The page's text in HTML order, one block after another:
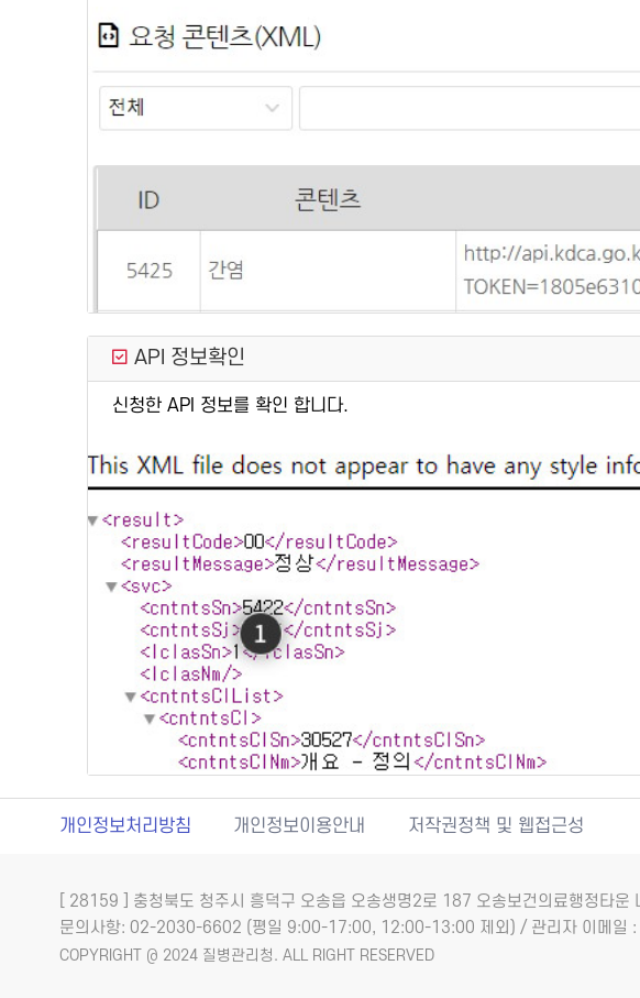
API 정보확인
신청한 API 정보를 확인 합니다.
개인정보처리방침 개인정보이용안내 저작권정책 및 웹접근성
[ 28159 ] 충청북도 청주시 흥덕구 오송읍 오송생명2로 187 오송보건의료행정타운
문의사항: 02-2030-6602 (평일 9:00-17:00, 12:00-13:00 제외) / 관리자 이메일 :
COPYRIGHT @ 2024 질병관리청. ALL RIGHT RESERVED